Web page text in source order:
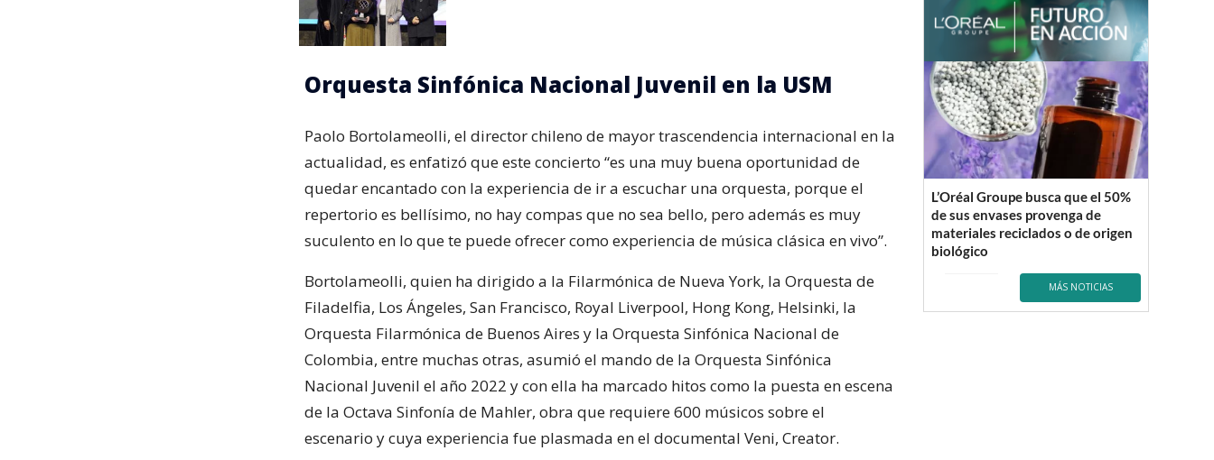
Orquesta Sinfónica Nacional Juvenil en la USM
Paolo Bortolameolli, el director chileno de mayor trascendencia internacional en la
actualidad, es enfatizó que este concierto “es una muy buena oportunidad de
quedar encantado con la experiencia de ir a escuchar una orquesta, porque el
repertorio es bellísimo, no hay compas que no sea bello, pero además es muy
suculento en lo que te puede ofrecer como experiencia de música clásica en vivo”.
Bortolameolli, quien ha dirigido a la Filarmónica de Nueva York, la Orquesta de
Filadelfia, Los Ángeles, San Francisco, Royal Liverpool, Hong Kong, Helsinki, la
Orquesta Filarmónica de Buenos Aires y la Orquesta Sinfónica Nacional de
Colombia, entre muchas otras, asumió el mando de la Orquesta Sinfónica
Nacional Juvenil el año 2022 y con ella ha marcado hitos como la puesta en escena
de la Octava Sinfonía de Mahler, obra que requiere 600 músicos sobre el
escenario y cuya experiencia fue plasmada en el documental Veni, Creator.
L’Oréal Groupe busca que el 50%
de sus envases provenga de
materiales reciclados o de origen
biológico
MÁS NOTICIAS